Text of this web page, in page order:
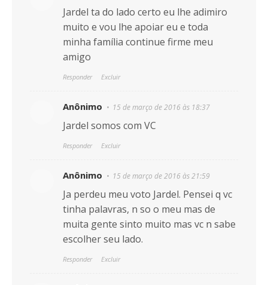
Jardel ta do lado certo eu lhe adimiro
muito e vou lhe apoiar eu e toda
minha família continue firme meu
amigo
Responder Excluir
Anônimo 15 de março de 2016 às 18:37
Jardel somos com VC
Responder Excluir
Anônimo 15 de março de 2016 às 21:59
Ja perdeu meu voto Jardel. Pensei q vc
tinha palavras, n so o meu mas de
muita gente sinto muito mas vc n sabe
escolher seu lado.
Responder Excluir